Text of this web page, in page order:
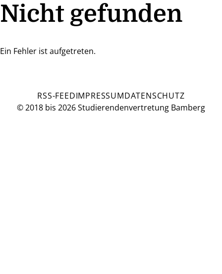
Nicht gefunden
Ein Fehler ist aufgetreten.
© 2018 bis 2026 Studierendenvertretung Bamberg
RSS-FEEDIMPRESSUMDATENSCHUTZ